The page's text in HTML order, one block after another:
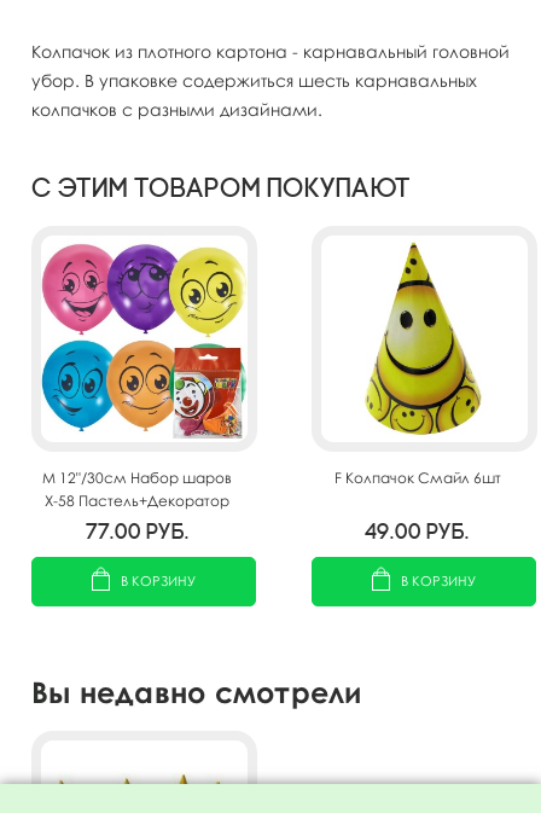
Колпачок из плотного картона - карнавальный головной
убор. В упаковке содержиться шесть карнавальных
колпачков с разными дизайнами.
С этим товаром покупают
M 12"/30см Набор шаров
Х-58 Пастель+Декоратор
(шелк) 1 ст. рис Улыбки 5шт
77.00 руб.
В КОРЗИНУ
F Колпачок Смайл 6шт
49.00 руб.
В КОРЗИНУ
Вы недавно смотрели